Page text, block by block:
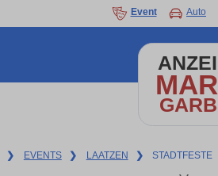
Event Auto
❯ EVENTS ❯ LAATZEN ❯ STADTFESTE